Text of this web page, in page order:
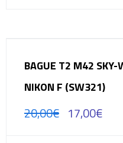
BAGUE T2 M42
NIKON F (SW321)
20,00€ 17,00€